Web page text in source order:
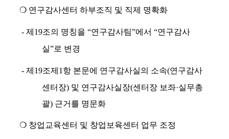
❍ 연구감사센터 하부조직 및 직제 명확화
- 제 19조의 명칭을 “연구감사팀”에서 “연구감사
실”로 변경
- 제 19조제 1 항 본문에 연구감사실의 소속(연구감사
센터장) 및 연구감사실장(센터장 보좌·실무총
괄) 근거를 명문화
❍ 창업교육센터 및 창업보육센터 업무 조정